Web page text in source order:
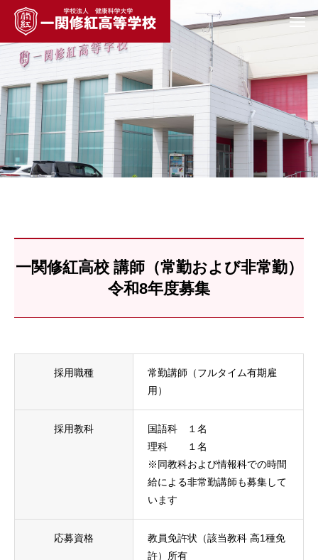
一関修紅高校 講師（常勤および非常勤）
令和8年度募集
採用職種
常勤講師（フルタイム有期雇
用）
採用教科
国語科 １名
理科 １名
※同教科および情報科での時間
給による非常勤講師も募集して
います
応募資格
教員免許状（該当教科 高1種免
許）所有